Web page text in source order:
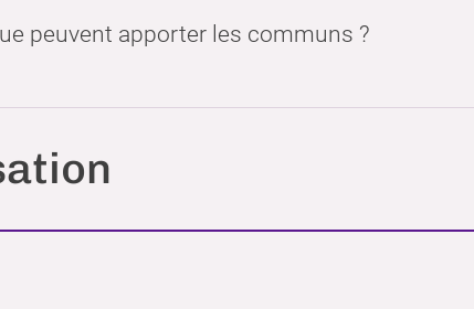
peuvent apporter les communs ?